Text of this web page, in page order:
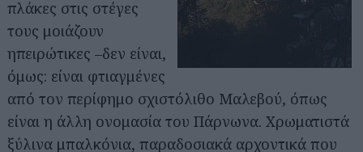
πλάκες στις στέγες
τους μοιάζουν
ηπειρώτικες –δεν είναι,
όμως: είναι φτιαγμένες
από τον περίφημο σχιστόλιθο Μαλεβού, όπως
είναι η άλλη ονομασία του Πάρνωνα. Χρωματιστά
ξύλινα μπαλκόνια, παραδοσιακά αρχοντικά που